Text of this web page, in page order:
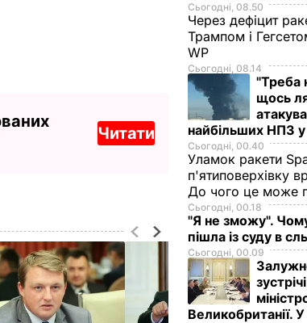
Читати
Сьогодні, 08.50
Через дефіцит
Трампом і
WP
Сьогодні, 08.14
"Треба
щось
найбільших НПЗ у
Сьогодні, 00.40
Уламок ракети
п'ятиповерхівку
До чого це може
Сьогодні, 00.18
"Я не зможу".
пішла із суду в
Сьогодні, 00.09
Великобританії.